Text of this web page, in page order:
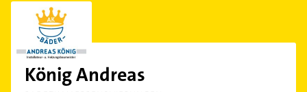
König Andreas